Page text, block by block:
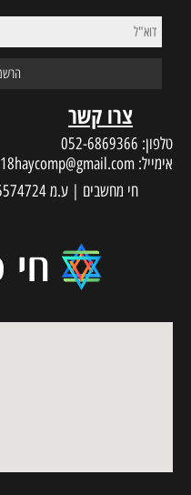
צרו קשר
טלפון: 052-6869366
אימייל: 18haycomp@gmail.com
חי מחשבים | ע.מ 025574724 | האלונים 66, יוקנעם עילית